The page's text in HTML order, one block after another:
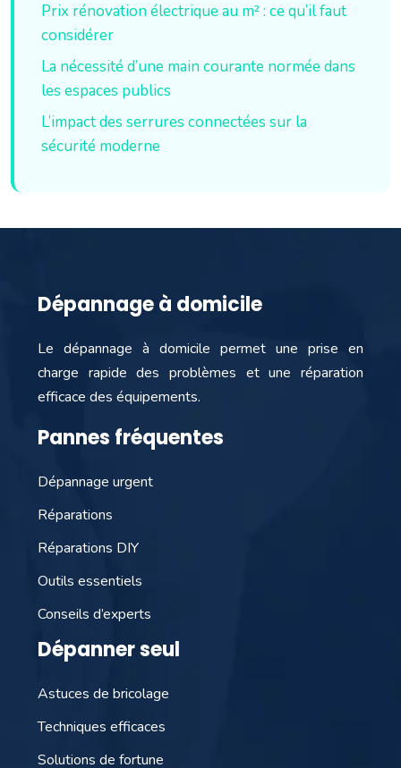
Prix rénovation électrique au m² : ce qu’il faut
considérer
La nécessité d’une main courante normée dans
les espaces publics
L’impact des serrures connectées sur la
sécurité moderne
Dépannage à domicile
Le dépannage à domicile permet une prise en
charge rapide des problèmes et une réparation
efficace des équipements.
Pannes fréquentes
Dépannage urgent
Réparations
Réparations DIY
Outils essentiels
Conseils d’experts
Dépanner seul
Astuces de bricolage
Techniques efficaces
Solutions de fortune